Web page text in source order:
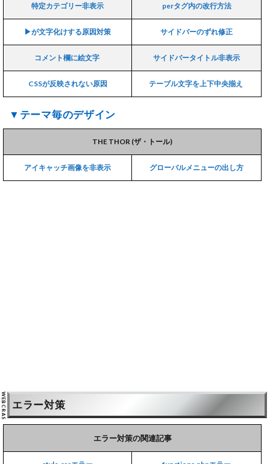
特定カテゴリー非表示 perタグ内の改行方法
▶が文字化けする原因対策 サイドバーのずれ修正
コメント欄に絵文字 サイドバータイトル非表示
CSSが反映されない原因 テーブル文字を上下中央揃え
▼テーマ毎のデザイン
THE THOR (ザ・トール)
アイキャッチ画像を非表示 グローバルメニューの出し方
エラー対策
エラー対策の関連記事